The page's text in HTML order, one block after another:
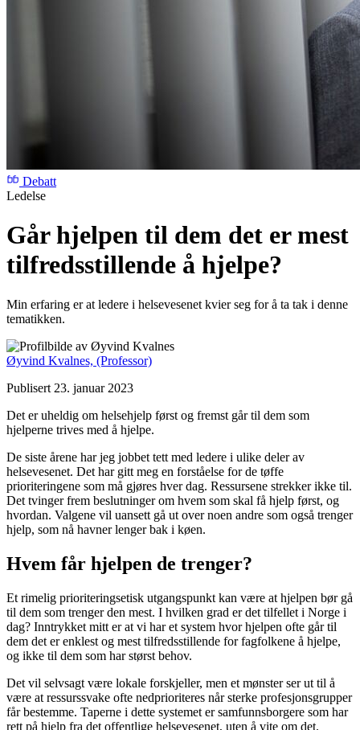
Debatt
Ledelse
Går hjelpen til dem det er mest
tilfredsstillende å hjelpe?
Min erfaring er at ledere i helsevesenet kvier seg for å ta tak i denne
tematikken.
Øyvind Kvalnes, (Professor)
Publisert 23. januar 2023
Det er uheldig om helsehjelp først og fremst går til dem som
hjelperne trives med å hjelpe.
De siste årene har jeg jobbet tett med ledere i ulike deler av
helsevesenet. Det har gitt meg en forståelse for de tøffe
prioriteringene som må gjøres hver dag. Ressursene strekker ikke til.
Det tvinger frem beslutninger om hvem som skal få hjelp først, og
hvordan. Valgene vil uansett gå ut over noen andre som også trenger
hjelp, som nå havner lenger bak i køen.
Hvem får hjelpen de trenger?
Et rimelig prioriteringsetisk utgangspunkt kan være at hjelpen bør gå
til dem som trenger den mest. I hvilken grad er det tilfellet i Norge i
dag? Inntrykket mitt er at vi har et system hvor hjelpen ofte går til
dem det er enklest og mest tilfredsstillende for fagfolkene å hjelpe,
og ikke til dem som har størst behov.
Det vil selvsagt være lokale forskjeller, men et mønster ser ut til å
være at ressurssvake ofte nedprioriteres når sterke profesjonsgrupper
får bestemme. Taperne i dette systemet er samfunnsborgere som har
rett på hjelp fra det offentlige helsevesenet, uten å vite om det.